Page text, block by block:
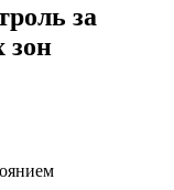
за
зон